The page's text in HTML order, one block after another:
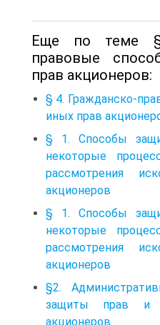
Еще по теме §
правовые
прав акционеров:
§ 4. Гражданско-
иных прав
§ 1. Способы
некоторые
рассмотрения
акционеров
§ 1. Способы
некоторые
рассмотрения
акционеров
§2.
защиты прав и
акционеров